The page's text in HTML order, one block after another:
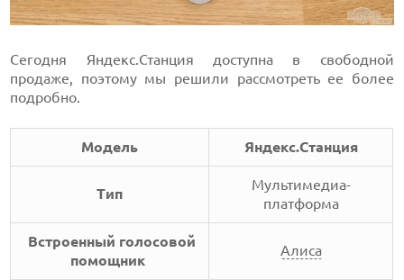
Сегодня Яндекс.Станция доступна в свободной
продаже, поэтому мы решили рассмотреть ее более
подробно.
Модель Яндекс.Станция
Тип
Мультимедиа-
платформа
Встроенный голосовой
помощник
Алиса